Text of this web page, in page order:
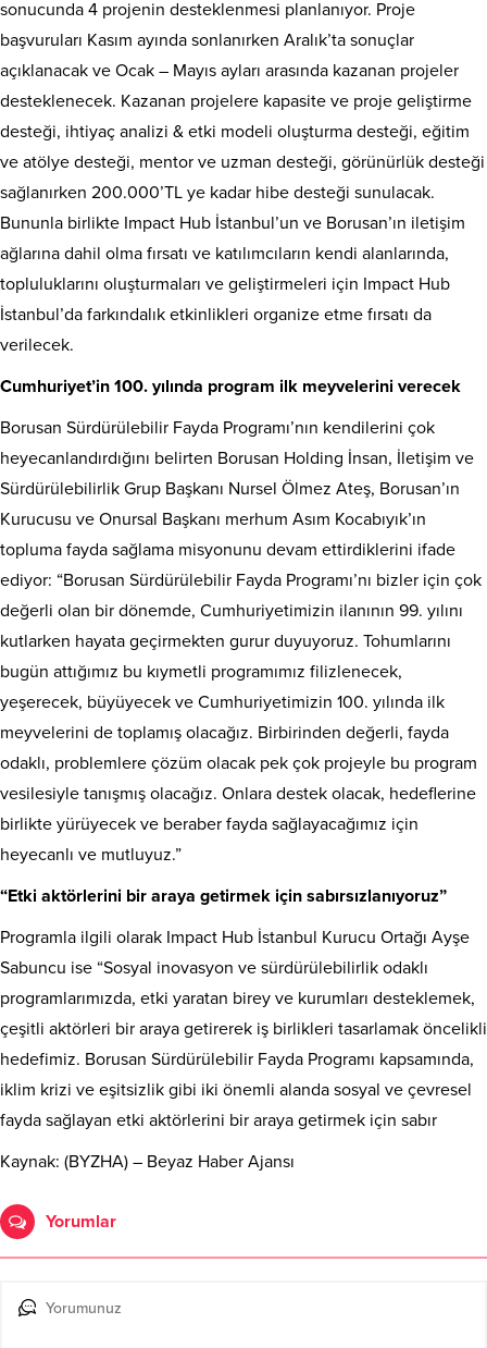
sonucunda 4 projenin desteklenmesi planlanıyor. Proje
başvuruları Kasım ayında sonlanırken Aralık’ta sonuçlar
açıklanacak ve Ocak – Mayıs ayları arasında kazanan projeler
desteklenecek. Kazanan projelere kapasite ve proje geliştirme
desteği, ihtiyaç analizi & etki modeli oluşturma desteği, eğitim
ve atölye desteği, mentor ve uzman desteği, görünürlük desteği
sağlanırken 200.000’TL ye kadar hibe desteği sunulacak.
Bununla birlikte Impact Hub İstanbul’un ve Borusan’ın iletişim
ağlarına dahil olma fırsatı ve katılımcıların kendi alanlarında,
topluluklarını oluşturmaları ve geliştirmeleri için Impact Hub
İstanbul’da farkındalık etkinlikleri organize etme fırsatı da
verilecek.
Cumhuriyet’in 100. yılında program ilk meyvelerini verecek
Borusan Sürdürülebilir Fayda Programı’nın kendilerini çok
heyecanlandırdığını belirten Borusan Holding İnsan, İletişim ve
Sürdürülebilirlik Grup Başkanı Nursel Ölmez Ateş, Borusan’ın
Kurucusu ve Onursal Başkanı merhum Asım Kocabıyık’ın
topluma fayda sağlama misyonunu devam ettirdiklerini ifade
ediyor: “Borusan Sürdürülebilir Fayda Programı’nı bizler için çok
değerli olan bir dönemde, Cumhuriyetimizin ilanının 99. yılını
kutlarken hayata geçirmekten gurur duyuyoruz. Tohumlarını
bugün attığımız bu kıymetli programımız filizlenecek,
yeşerecek, büyüyecek ve Cumhuriyetimizin 100. yılında ilk
meyvelerini de toplamış olacağız. Birbirinden değerli, fayda
odaklı, problemlere çözüm olacak pek çok projeyle bu program
vesilesiyle tanışmış olacağız. Onlara destek olacak, hedeflerine
birlikte yürüyecek ve beraber fayda sağlayacağımız için
heyecanlı ve mutluyuz.”
“Etki aktörlerini bir araya getirmek için sabırsızlanıyoruz”
Programla ilgili olarak Impact Hub İstanbul Kurucu Ortağı Ayşe
Sabuncu ise “Sosyal inovasyon ve sürdürülebilirlik odaklı
programlarımızda, etki yaratan birey ve kurumları desteklemek,
çeşitli aktörleri bir araya getirerek iş birlikleri tasarlamak öncelikli
hedefimiz. Borusan Sürdürülebilir Fayda Programı kapsamında,
iklim krizi ve eşitsizlik gibi iki önemli alanda sosyal ve çevresel
fayda sağlayan etki aktörlerini bir araya getirmek için sabır
Kaynak: (BYZHA) – Beyaz Haber Ajansı
Yorumlar